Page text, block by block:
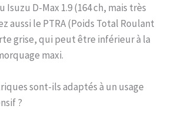
Isuzu D-Max 1.9 (164 ch, mais très
aussi le PTRA (Poids Total Roulant
grise, qui peut être inférieur à la
maxi.
sont-ils adaptés à un usage
?